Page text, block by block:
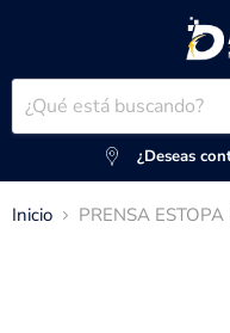
¿Deseas
Inicio PRENSA